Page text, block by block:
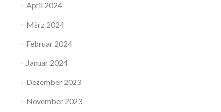
April 2024
März 2024
Februar 2024
Januar 2024
Dezember 2023
November 2023